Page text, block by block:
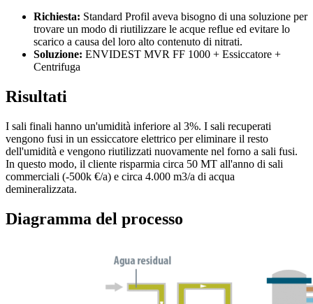
Richiesta: Standard Profil aveva bisogno di una soluzione per
trovare un modo di riutilizzare le acque reflue ed evitare lo
scarico a causa del loro alto contenuto di nitrati.
Soluzione: ENVIDEST MVR FF 1000 + Essiccatore +
Centrifuga
Risultati
I sali finali hanno un'umidità inferiore al 3%. I sali recuperati
vengono fusi in un essiccatore elettrico per eliminare il resto
dell'umidità e vengono riutilizzati nuovamente nel forno a sali fusi.
In questo modo, il cliente risparmia circa 50 MT all'anno di sali
commerciali (-500k €/a) e circa 4.000 m3/a di acqua
demineralizzata.
Diagramma del processo